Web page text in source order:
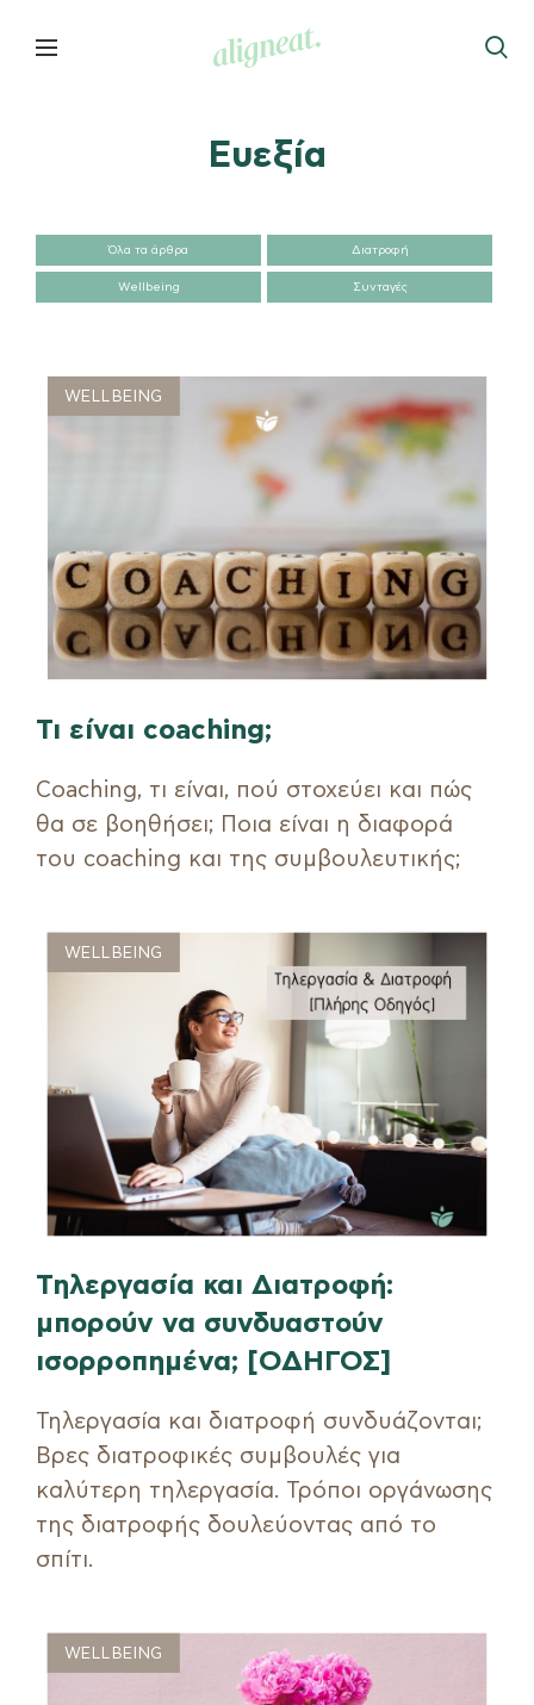
Ευεξία
Όλα τα άρθρα Διατροφή
Wellbeing Συνταγές
WELLBEING
Τι είναι coaching;
Coaching, τι είναι, πού στοχεύει και πώς
θα σε βοηθήσει; Ποια είναι η διαφορά
του coaching και της συμβουλευτικής;
WELLBEING
Τηλεργασία και Διατροφή:
μπορούν να συνδυαστούν
ισορροπημένα; [ΟΔΗΓΟΣ]
Τηλεργασία και διατροφή συνδυάζονται;
Βρες διατροφικές συμβουλές για
καλύτερη τηλεργασία. Τρόποι οργάνωσης
της διατροφής δουλεύοντας από το
σπίτι.
WELLBEING